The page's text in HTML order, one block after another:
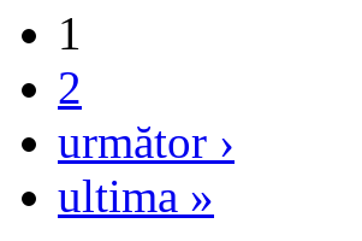
1
2
următor ›
ultima »